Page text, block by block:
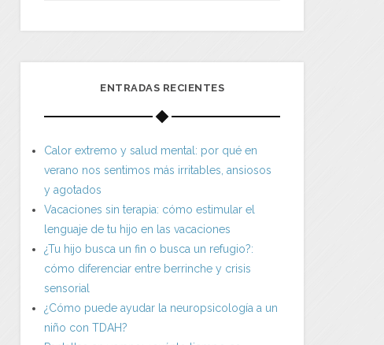
ENTRADAS RECIENTES
Calor extremo y salud mental: por qué en
verano nos sentimos más irritables, ansiosos
y agotados
Vacaciones sin terapia: cómo estimular el
lenguaje de tu hijo en las vacaciones
¿Tu hijo busca un fin o busca un refugio?:
cómo diferenciar entre berrinche y crisis
sensorial
¿Cómo puede ayudar la neuropsicología a un
niño con TDAH?